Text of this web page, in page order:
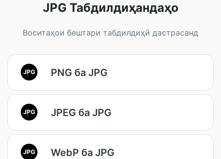
JPG Табдилдиҳандаҳо
Воситаҳои бештари табдилдиҳӣ дастрасанд
JPG PNG ба JPG
JPG JPEG ба JPG
JPG WebP ба JPG